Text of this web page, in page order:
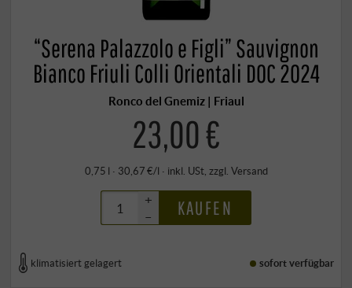
“Serena Palazzolo e Figli” Sauvignon
Bianco Friuli Colli Orientali DOC 2024
Ronco del Gnemiz | Friaul
23,00 €
0,75 l · 30,67 €/l · inkl. USt, zzgl. Versand
+
–
KAUFEN
klimatisiert gelagert sofort verfügbar